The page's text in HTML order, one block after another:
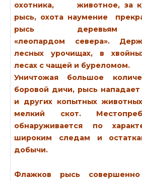
животное, за
умение
деревьям
«леопардом севера».
лесных урочищах, в
лесах с чащей и буреломом.
Уничтожая большое
боровой дичи, рысь
и других копытных
мелкий скот.
обнаруживается по
широким следам и
добычи.
Флажков рысь